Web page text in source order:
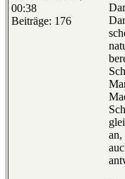
00:38
Beiträge: 176
an,